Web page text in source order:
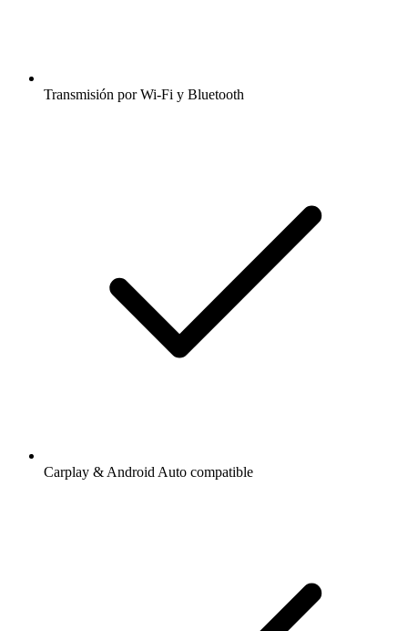
Transmisión por Wi-Fi y Bluetooth
Carplay & Android Auto compatible